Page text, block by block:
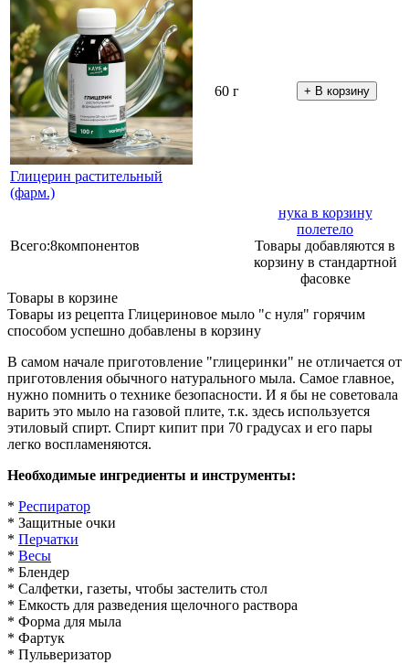
Глицерин растительный
(фарм.)
60 г
Всего:8компонентов
нука в корзину
полетело
Товары добавляются в
корзину в стандартной
фасовке
Товары в корзине
Товары из рецепта Глицериновое мыло "с нуля" горячим
способом успешно добавлены в корзину
В самом начале приготовление "глицеринки" не отличается от
приготовления обычного натурального мыла. Самое главное,
нужно помнить о технике безопасности. И я бы не советовала
варить это мыло на газовой плите, т.к. здесь используется
этиловый спирт. Спирт кипит при 70 градусах и его пары
легко воспламеняются.
Необходимые ингредиенты и инструменты:
* Респиратор
* Защитные очки
* Перчатки
* Весы
* Блендер
* Салфетки, газеты, чтобы застелить стол
* Емкость для разведения щелочного раствора
* Форма для мыла
* Фартук
* Пульверизатор